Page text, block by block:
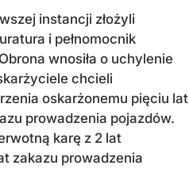
instancji złożyli
i pełnomocnik
wnosiła o uchylenie
chcieli
oskarżonemu pięciu lat
prowadzenia pojazdów.
karę z 2 lat
zakazu prowadzenia